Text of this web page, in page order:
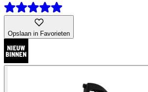
Opslaan in Favorieten